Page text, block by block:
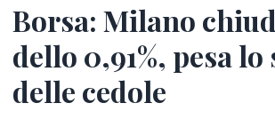
Borsa: Milano
dello 0,91%, pesa lo
delle cedole